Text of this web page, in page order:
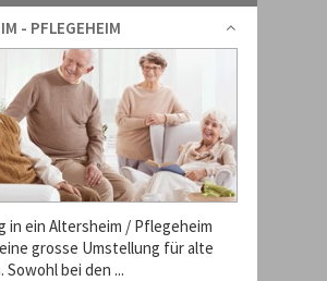
- PFLEGEHEIM
in ein Altersheim / Pflegeheim
grosse Umstellung für alte
Sowohl bei den ...